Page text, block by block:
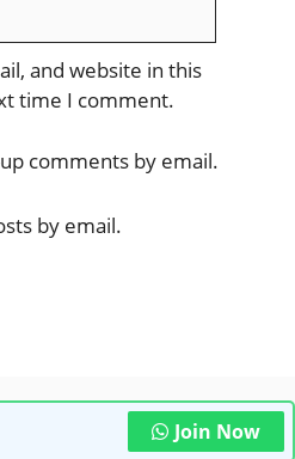
and website in this
time I comment.
comments by email.
by email.
Join Now